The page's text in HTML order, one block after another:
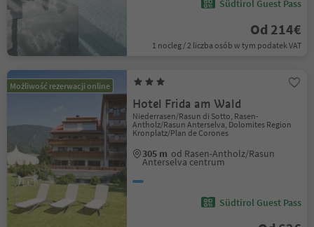
Südtirol Guest Pass
Od 214€
1 nocleg / 2 liczba osób w tym podatek VAT
Możliwość rezerwacji online
Hotel Frida am Wald
Niederrasen/Rasun di Sotto, Rasen-
Antholz/Rasun Anterselva, Dolomites Region
Kronplatz/Plan de Corones
305 m od Rasen-Antholz/Rasun
Anterselva centrum
Südtirol Guest Pass